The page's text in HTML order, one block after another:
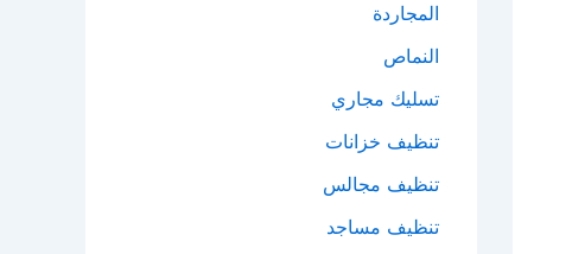
المجاردة
النماص
تسليك مجاري
تنظيف خزانات
تنظيف مجالس
تنظيف مساجد